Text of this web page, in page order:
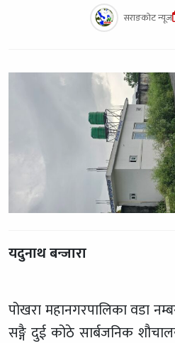
सराङकोट न्यूज
यदुनाथ बन्जारा
पोखरा महानगरपालिका वडा
सङ्गै दुई कोठे सार्बजनिक